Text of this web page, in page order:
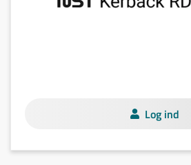
Log ind